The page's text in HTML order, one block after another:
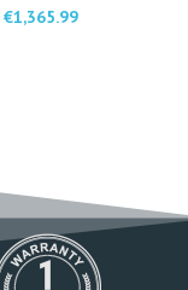
€1,365.99